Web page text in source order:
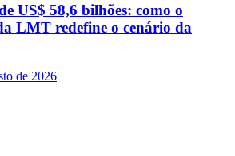
US$ 58,6 bilhões: como o
LMT redefine o cenário da
de 2026